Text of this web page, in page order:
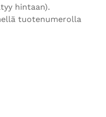
hintaan).
tuotenumerolla